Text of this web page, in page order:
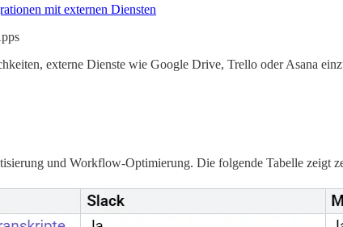
mit externen Diensten
externe Dienste wie Google Drive, Trello oder Asana
und Workflow-Optimierung. Die folgende Tabelle zeigt